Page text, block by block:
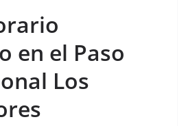
en el Paso
Los